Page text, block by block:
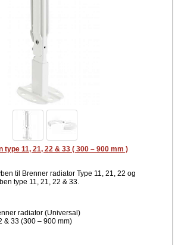
11, 21, 22 & 33 ( 300 – 900 mm )
til Brenner radiator Type 11, 21, 22 og
type 11, 21, 22 & 33.
radiator (Universal)
& 33 (300 – 900 mm)